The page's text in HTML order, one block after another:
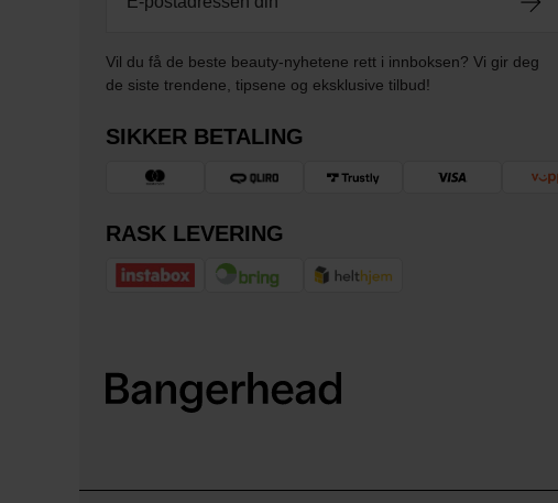
Vil du få de beste beauty-nyhetene rett i innboksen? Vi gir deg
de siste trendene, tipsene og eksklusive tilbud!
SIKKER BETALING
RASK LEVERING